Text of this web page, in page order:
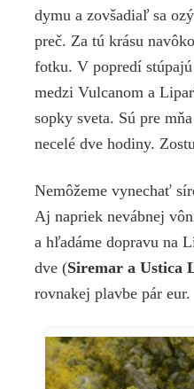
dymu a zovšadiaľ sa
preč. Za tú krásu
fotku. V popredí
medzi Vulcanom a
sopky sveta. Sú pre
necelé dve hodiny.
Nemôžeme vynechať
Aj napriek nevábnej
a hľadáme dopravu na
dve (Siremar a Ustica
rovnakej plavbe pár eur.